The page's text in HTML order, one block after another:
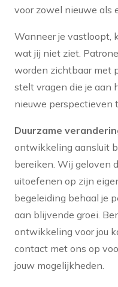
voor zowel nieuwe als
Wanneer je vastloopt,
wat jij niet ziet.
worden zichtbaar met
stelt vragen die je aan
nieuwe perspectieven
Duurzame
ontwikkeling aansluit
bereiken. Wij geloven
uitoefenen op zijn
begeleiding behaal je
aan blijvende groei.
ontwikkeling voor jou
contact met ons op
jouw mogelijkheden.